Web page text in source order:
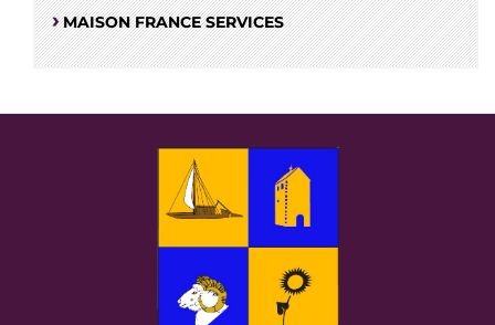
MAISON FRANCE SERVICES